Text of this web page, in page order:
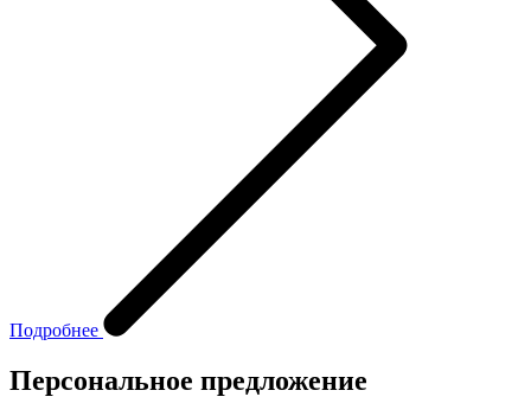
Подробнее
Персональное предложение